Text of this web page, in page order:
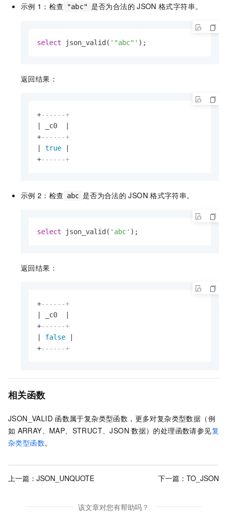
示例 1：检查 "abc" 是否为合法的 JSON 格式字符串。
select json_valid( '"abc"' );
返回结果：
+------+
|
_c0
|
+------+
|
true
|
+------+
示例 2：检查 abc 是否为合法的 JSON 格式字符串。
select json_valid( 'abc' );
返回结果：
+------+
|
_c0
|
+------+
|
false
|
+------+
相关函数
JSON_VALID 函数属于复杂类型函数， 更多对复杂类型数据（例
如 ARRAY、MAP、STRUCT、JSON 数据）的处理函数请参见复
杂类型函数。
上一篇： JSON_UNQUOTE 下一篇： TO_JSON
该文章对您有帮助吗？